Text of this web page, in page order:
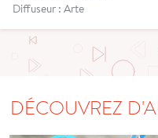
Diffuseur : Arte
DÉCOUVREZ